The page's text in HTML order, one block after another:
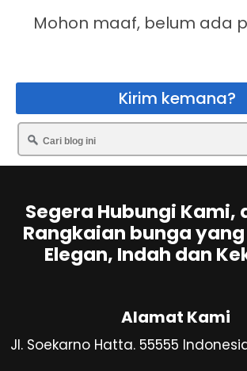
Mohon maaf, belum ada
Kirim kemana?
Segera Hubungi Kami,
Rangkaian bunga
Elegan, Indah dan
Alamat Kami
Jl. Soekarno Hatta. 55555